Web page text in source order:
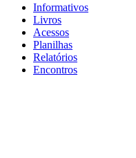
Informativos
Livros
Acessos
Planilhas
Relatórios
Encontros